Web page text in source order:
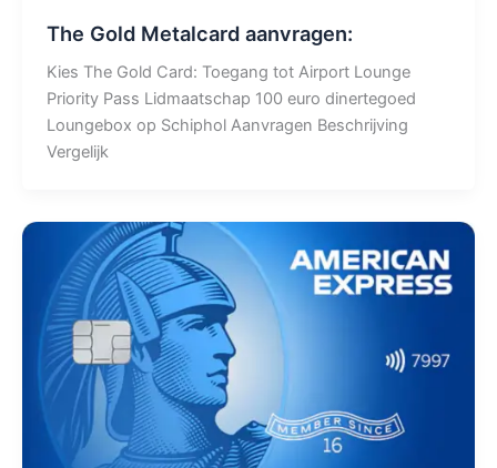
The Gold Metalcard aanvragen:
Kies The Gold Card: Toegang tot Airport Lounge
Priority Pass Lidmaatschap 100 euro dinertegoed
Loungebox op Schiphol Aanvragen Beschrijving
Vergelijk